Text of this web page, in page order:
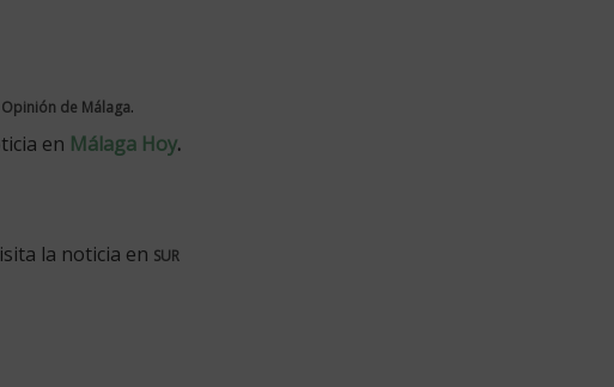
Opinión de Málaga.
en Málaga Hoy.
la noticia en SUR